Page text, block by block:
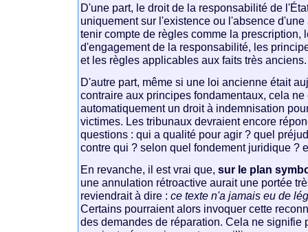
D'une part, le droit de la responsabilité de
uniquement sur l'existence ou l'absence
tenir compte de règles comme la prescription,
d'engagement de la responsabilité, les
et les règles applicables aux faits très anciens.
D'autre part, même si une loi ancienne était
contraire aux principes fondamentaux, cela ne
automatiquement un droit à indemnisation
victimes. Les tribunaux devraient encore
questions : qui a qualité pour agir ? quel
contre qui ? selon quel fondement juridique ?
En revanche, il est vrai que,sur le plan
une annulation rétroactive aurait une portée
reviendrait à dire :ce texte n'a jamais eu de
Certains pourraient alors invoquer cette
des demandes de réparation. Cela ne signifie